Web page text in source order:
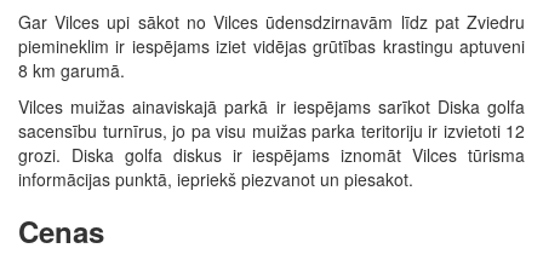
Gar Vilces upi sākot no Vilces ūdensdzirnavām līdz pat Zviedru
piemineklim ir iespējams iziet vidējas grūtības krastingu aptuveni
8 km garumā.
Vilces muižas ainaviskajā parkā ir iespējams sarīkot Diska golfa
sacensību turnīrus, jo pa visu muižas parka teritoriju ir izvietoti 12
grozi. Diska golfa diskus ir iespējams iznomāt Vilces tūrisma
informācijas punktā, iepriekš piezvanot un piesakot.
Cenas